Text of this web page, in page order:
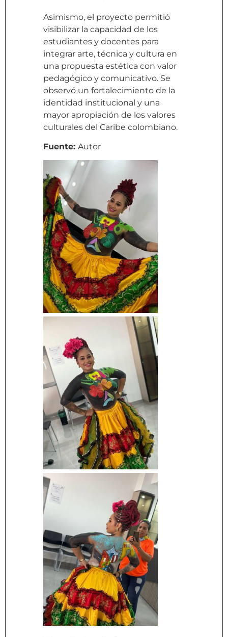
Asimismo, el proyecto permitió
visibilizar la capacidad de los
estudiantes y docentes para
integrar arte, técnica y cultura en
una propuesta estética con valor
pedagógico y comunicativo. Se
observó un fortalecimiento de la
identidad institucional y una
mayor apropiación de los valores
culturales del Caribe colombiano.
Fuente: Autor